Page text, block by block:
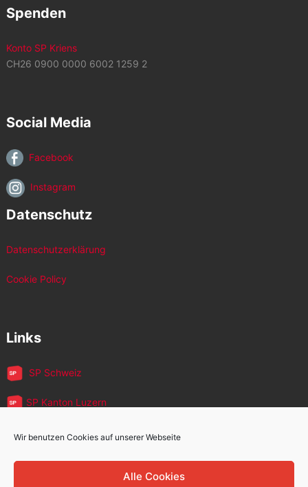
Wir benutzen Cookies auf unserer Webseite
Alle Cookies
Spenden
Konto SP Kriens
CH26 0900 0000 6002 1259 2
Social Media
Facebook
Instagram
Datenschutz
Datenschutzerklärung
Cookie Policy
Links
SP Schweiz
SP Kanton Luzern
JUSO Luzern
SP MigrantInnen